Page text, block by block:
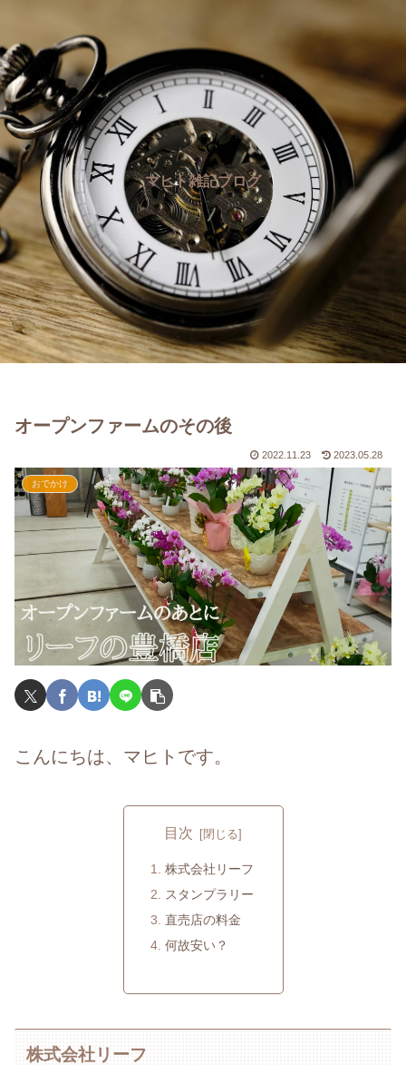
マヒト雑記ブログ
オープンファームのその後
2022.11.23 2023.05.28
おでかけ
こんにちは、マヒトです。
目次
株式会社リーフ
スタンプラリー
直売店の料金
何故安い？
株式会社リーフ